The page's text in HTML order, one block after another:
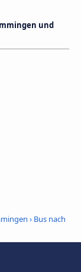
und
› Bus nach